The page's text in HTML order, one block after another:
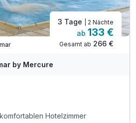
3 Tage | 2 Nächte
ab 133 €
Gesamt ab 266 €
by Mercure
Hotelzimmer